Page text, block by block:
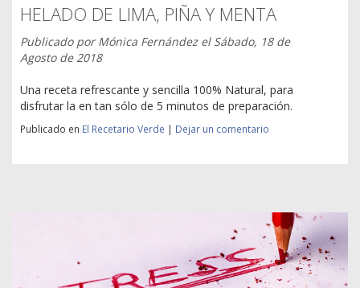
HELADO DE LIMA, PIÑA Y MENTA
Publicado porMónica Fernándezel Sábado, 18 de
Agosto de 2018
Una receta refrescante y sencilla 100% Natural, para
disfrutar la en tan sólo de 5 minutos de preparación.
Publicado en El Recetario Verde | Dejar un comentario